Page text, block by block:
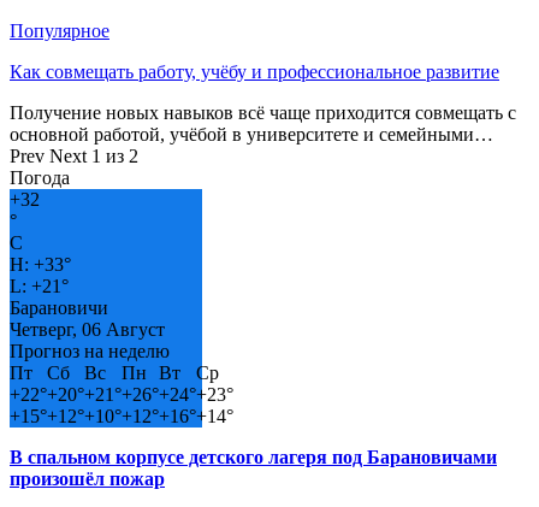
Популярное
Как совмещать работу, учёбу и профессиональное развитие
Получение новых навыков всё чаще приходится совмещать с
основной работой, учёбой в университете и семейными…
Prev Next 1 из 2
Погода
+32
°
C
H: +33°
L: +21°
Барановичи
Четверг, 06 Август
Прогноз на неделю
Пт
Сб Вс Пн Вт
Ср
+22°+20°+21°+26°+24°+23°
+15°+12°+10°+12°+16°+14°
В спальном корпусе детского лагеря под Барановичами
произошёл пожар